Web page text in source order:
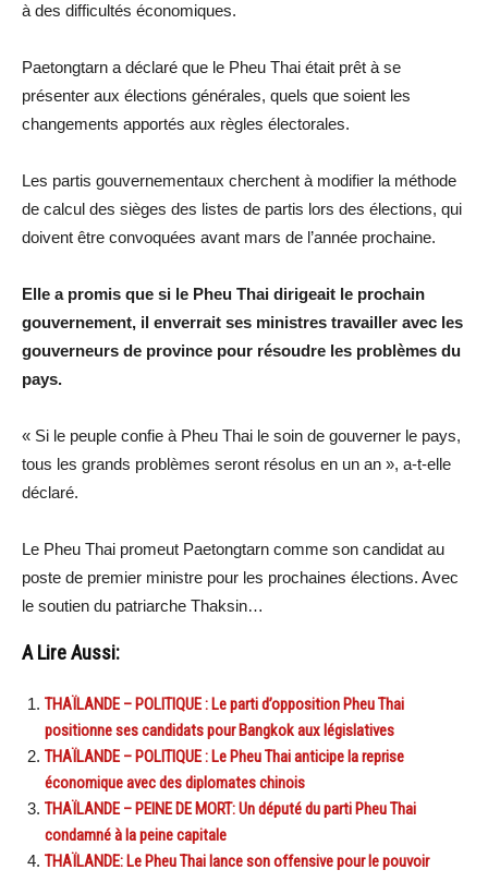
à des difficultés économiques.
Paetongtarn a déclaré que le Pheu Thai était prêt à se
présenter aux élections générales, quels que soient les
changements apportés aux règles électorales.
Les partis gouvernementaux cherchent à modifier la méthode
de calcul des sièges des listes de partis lors des élections, qui
doivent être convoquées avant mars de l’année prochaine.
Elle a promis que si le Pheu Thai dirigeait le prochain
gouvernement, il enverrait ses ministres travailler avec les
gouverneurs de province pour résoudre les problèmes du
pays.
« Si le peuple confie à Pheu Thai le soin de gouverner le pays,
tous les grands problèmes seront résolus en un an », a-t-elle
déclaré.
Le Pheu Thai promeut Paetongtarn comme son candidat au
poste de premier ministre pour les prochaines élections. Avec
le soutien du patriarche Thaksin…
A Lire Aussi:
THAÏLANDE – POLITIQUE : Le parti d’opposition Pheu Thai
positionne ses candidats pour Bangkok aux législatives
THAÏLANDE – POLITIQUE : Le Pheu Thai anticipe la reprise
économique avec des diplomates chinois
THAÏLANDE – PEINE DE MORT: Un député du parti Pheu Thai
condamné à la peine capitale
THAÏLANDE: Le Pheu Thai lance son offensive pour le pouvoir